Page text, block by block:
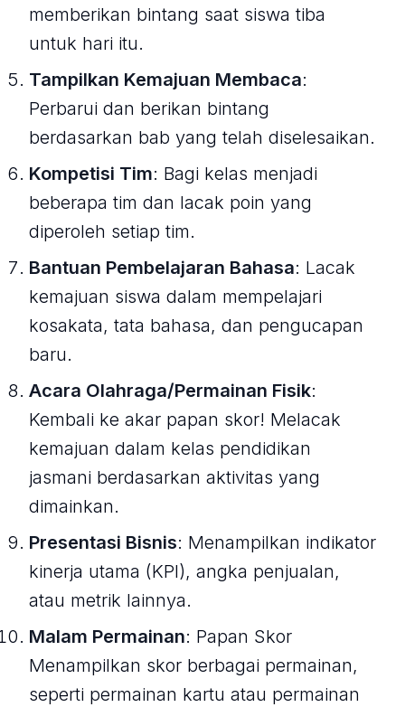
memberikan bintang saat siswa tiba
untuk hari itu.
Tampilkan Kemajuan Membaca:
Perbarui dan berikan bintang
berdasarkan bab yang telah diselesaikan.
Kompetisi Tim: Bagi kelas menjadi
beberapa tim dan lacak poin yang
diperoleh setiap tim.
Bantuan Pembelajaran Bahasa: Lacak
kemajuan siswa dalam mempelajari
kosakata, tata bahasa, dan pengucapan
baru.
Acara Olahraga/Permainan Fisik:
Kembali ke akar papan skor! Melacak
kemajuan dalam kelas pendidikan
jasmani berdasarkan aktivitas yang
dimainkan.
Presentasi Bisnis: Menampilkan indikator
kinerja utama (KPI), angka penjualan,
atau metrik lainnya.
Malam Permainan: Papan Skor
Menampilkan skor berbagai permainan,
seperti permainan kartu atau permainan